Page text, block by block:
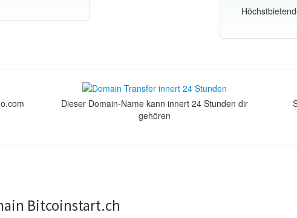
Dieser Domain-Name kann innert 24 Stunden dir
gehören
Bitcoinstart.ch